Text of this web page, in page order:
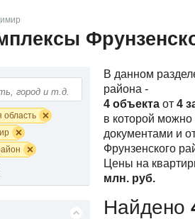
область
В данном
района -
4 объекта от 4
в которой
документами и
Фрунзенского
Цены на
млн. руб.
Найдено